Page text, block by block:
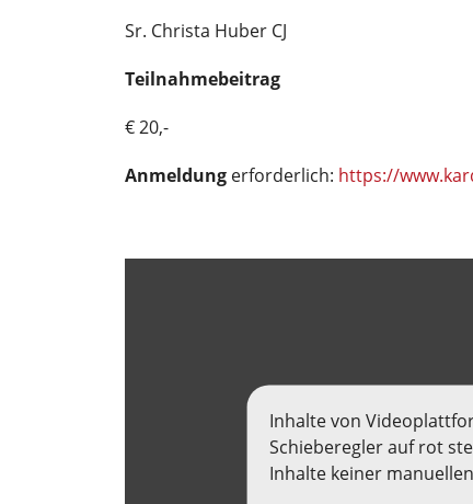
Sr. Christa Huber CJ
Teilnahmebeitrag
€ 20,-
Anmeldung erforderlich: https://
Inhalte von
Schieberegler auf rot
Inhalte keiner